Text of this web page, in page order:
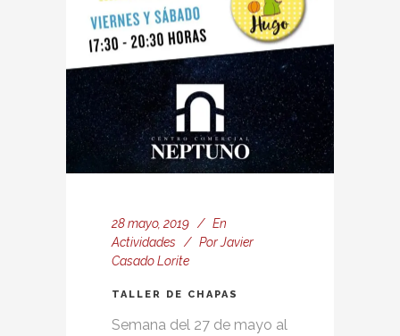
28 mayo, 2019
En
Actividades
PorJavier
Casado Lorite
TALLER DE CHAPAS
Semana del 27 de mayo al